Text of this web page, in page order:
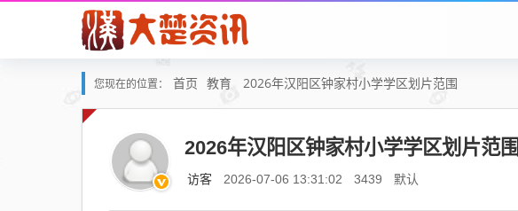
您现在的位置： 首页 教育 2026年汉阳区钟家村小学学区划片范围
2026年汉阳区钟家村小学学区划片范围
访客 2026-07-06 13:31:02 3439 默认